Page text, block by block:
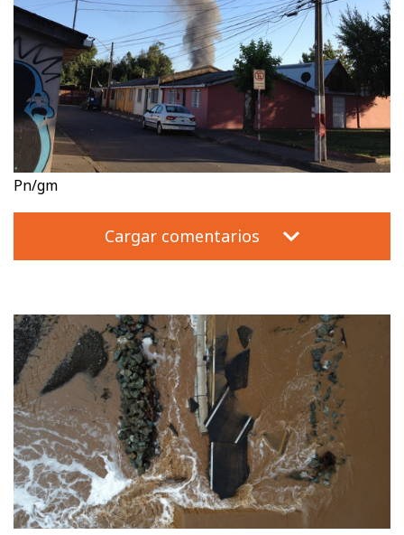
Pn/gm
Cargar comentarios